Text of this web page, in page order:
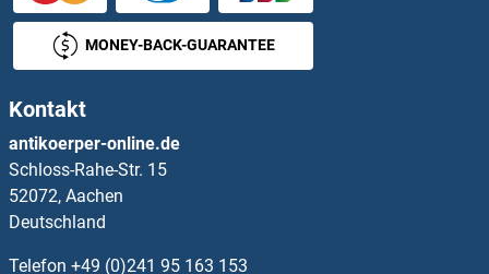
ATG9A Antikörper
ATG9B Antikörper
ATIC Antikörper
ATL1 Antikörper
ATL2 Antikörper
MONEY-BACK-GUARANTEE
Kontakt
antikoerper-online.de
Schloss-Rahe-Str. 15
52072, Aachen
Deutschland
Telefon +49 (0)241 95 163 153